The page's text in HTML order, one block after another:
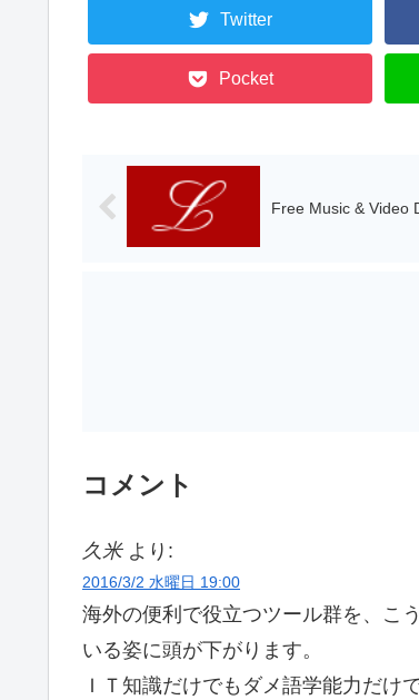
Twitter
Pocket
Free Music & Video
コメント
久米 より:
2016/3/2 水曜日 19:00
海外の便利で役立つツール群を、こ
いる姿に頭が下がります。
ＩＴ知識だけでもダメ語学能力だ